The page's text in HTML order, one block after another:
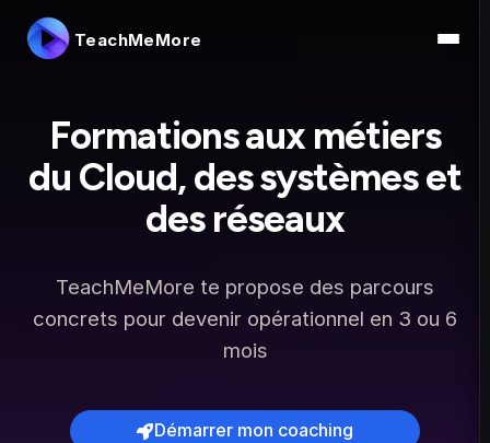
TeachMeMore
Formations aux métiers
du Cloud, des systèmes et
des réseaux
TeachMeMore te propose des parcours
concrets pour devenir opérationnel en 3 ou 6
mois
Démarrer mon coaching